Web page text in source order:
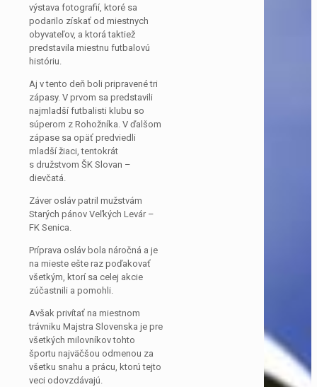
výstava fotografií, ktoré sa
podarilo získať od miestnych
obyvateľov, a ktorá taktiež
predstavila miestnu futbalovú
históriu.
Aj v tento deň boli pripravené tri
zápasy. V prvom sa predstavili
najmladší futbalisti klubu so
súperom z Rohožníka. V ďalšom
zápase sa opäť predviedli
mladší žiaci, tentokrát
s družstvom ŠK Slovan –
dievčatá.
Záver osláv patril mužstvám
Starých pánov Veľkých Levár –
FK Senica.
Príprava osláv bola náročná a je
na mieste ešte raz poďakovať
všetkým, ktorí sa celej akcie
zúčastnili a pomohli.
Avšak privítať na miestnom
trávniku Majstra Slovenska je pre
všetkých milovníkov tohto
športu najväčšou odmenou za
všetku snahu a prácu, ktorú tejto
veci odovzdávajú.